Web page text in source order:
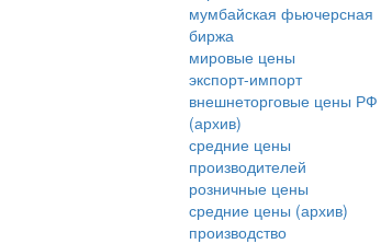
мумбайская фьючерсная
биржа
мировые цены
экспорт-импорт
внешнеторговые цены РФ
(архив)
средние цены
производителей
розничные цены
средние цены (архив)
производство